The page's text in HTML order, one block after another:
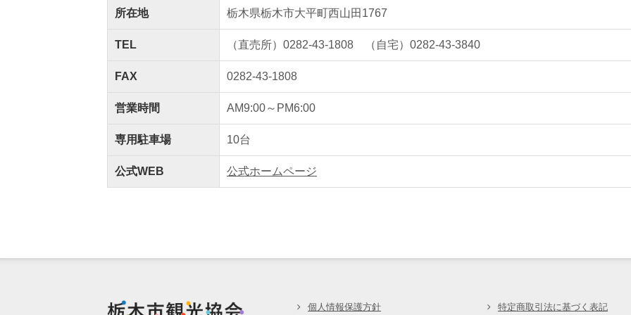
所在地 栃木県栃木市大平町西山田1767
TEL （直売所）0282-43-1808 （自宅）0282-43-3840
FAX 0282-43-1808
営業時間 AM9:00～PM6:00
専用駐車場 10台
公式WEB 公式ホームページ
栃木市観光協会個人情報保護方針 特定商取引法に基づく表記